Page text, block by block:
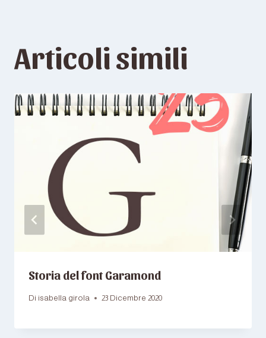
Articoli simili
Storia del font Garamond
Di isabella girola 23 Dicembre 2020